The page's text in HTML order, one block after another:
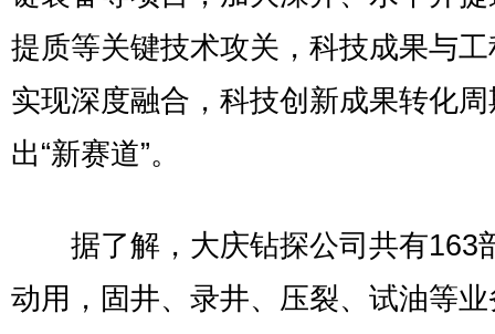
提质等关键技术攻关，科技成果与
实现深度融合，科技创新成果转化
出“新赛道”。
据了解，大庆钻探公司共有163
动用，固井、录井、压裂、试油等